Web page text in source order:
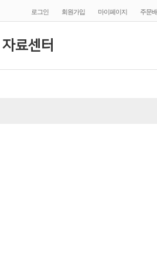
로그인 회원가입 마이페이지 주문
료센터